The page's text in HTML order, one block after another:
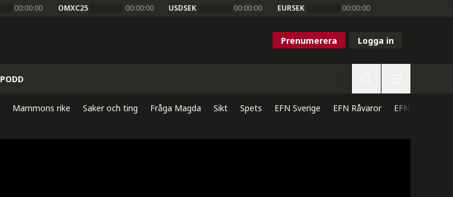
00:00:00 OMXC25 00:00:00 USDSEK 00:00:00 EURSEK 00:00:00
Prenumerera Logga in
PODD
Mammons rike Saker och ting Fråga Magda Sikt Spets EFN Sverige EFN Råvaror EFN Direkt